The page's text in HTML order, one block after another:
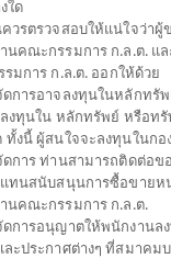
ข้อมูล
ใด
วรตรวจสอบให้แน่ใจว่า
นคณะกรรมการ ก.ล.ต. แ
มการ ก.ล.ต. ออกให้ด้วย
การอาจลงทุนในหลักทรั
งทุนใน หลักทรัพย์ หรือท
ทั้งนี้ ผู้สนใจจะลงทุนในก
การ ท่านสามารถติดต่อ
ทนสนับสนุนการซื้อขายห
นคณะกรรมการ ก.ล.ต.
การอนุญาตให้พนักงานล
ะประกาศต่างๆ ที่สมาคม